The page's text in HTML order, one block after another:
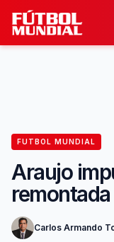
Skip to content
FUTBOL MUNDIAL
Araujo
Carlos Armando